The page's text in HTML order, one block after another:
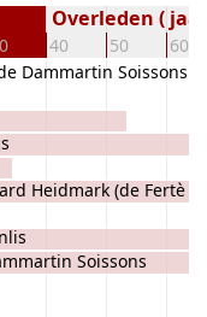
40 50 60
Overleden (
Dammartin Soissons
Soissons
Heidmark (de Fertè